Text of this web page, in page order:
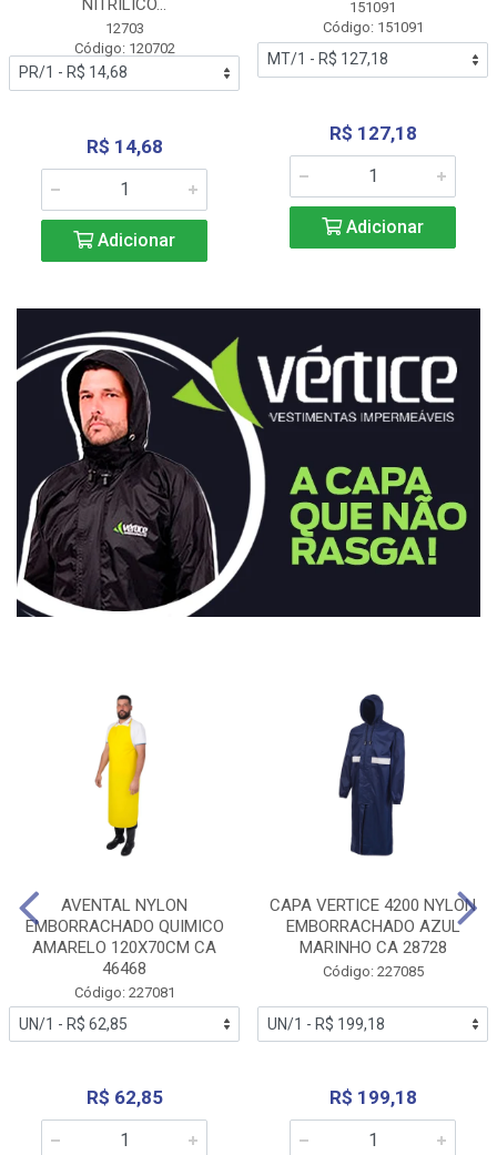
NITRÍLICO...
12703
Código: 120702
R$ 14,68
Adicionar
151091
Código: 151091
R$ 127,18
Adicionar
AVENTAL NYLON
EMBORRACHADO QUIMICO
AMARELO 120X70CM CA
46468
Código: 227081
R$ 62,85
CAPA VERTICE 4200 NYLON
EMBORRACHADO AZUL
MARINHO CA 28728
Código: 227085
R$ 199,18